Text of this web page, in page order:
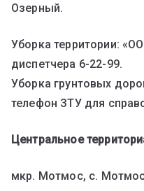
Озерный.
Уборка территории:
диспетчера 6-22-99.
Уборка грунтовых
телефон ЗТУ для
Центральное
мкр. Мотмос, с.